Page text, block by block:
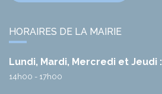
HORAIRES DE LA MAIRIE
Lundi, Mardi, Mercredi et Jeudi :
14h00 - 17h00